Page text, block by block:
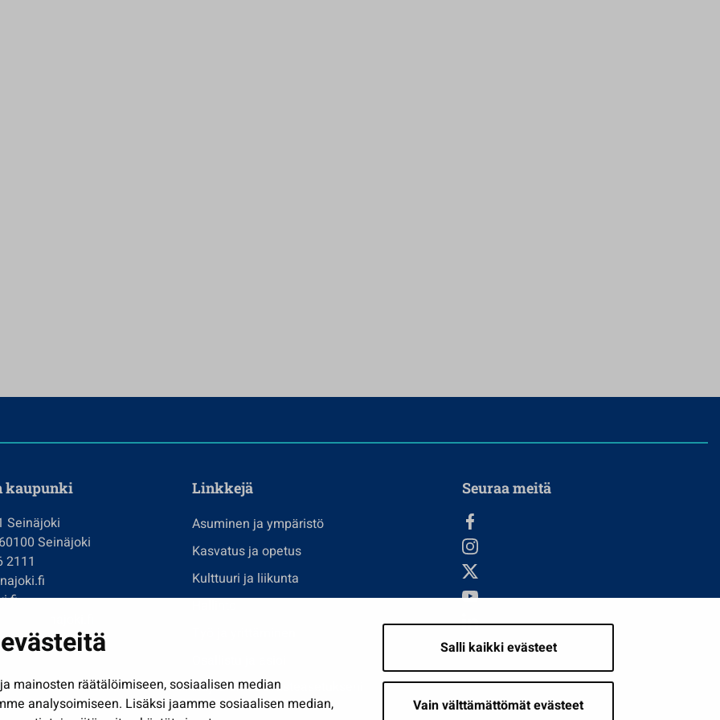
mainosten räätälöimiseen, sosiaalisen median
analysoimiseen. Lisäksi jaamme sosiaalisen median,
Salli kaikki evästeet
Vain välttämättömät evästeet
kaupunki
Seinäjoki
Seinäjoki
2111
Linkkejä
Asuminen ja ympäristö
Kasvatus ja opetus
Kulttuuri ja liikunta
Näytä omat evästeasetukseni
Seuraa meitä